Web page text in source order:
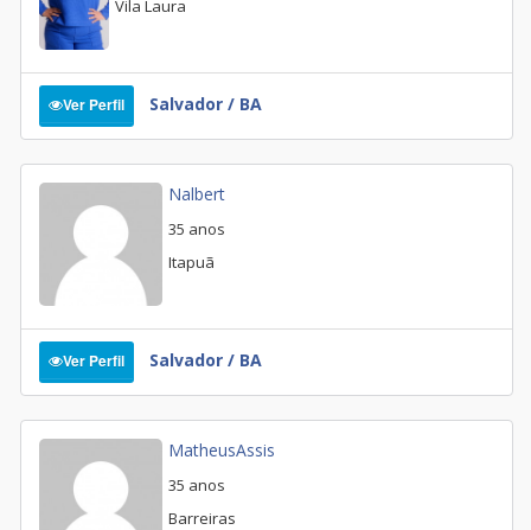
Vila Laura
Ver Perfil Salvador / BA
Nalbert
35 anos
Itapuã
Ver Perfil Salvador / BA
MatheusAssis
35 anos
Barreiras